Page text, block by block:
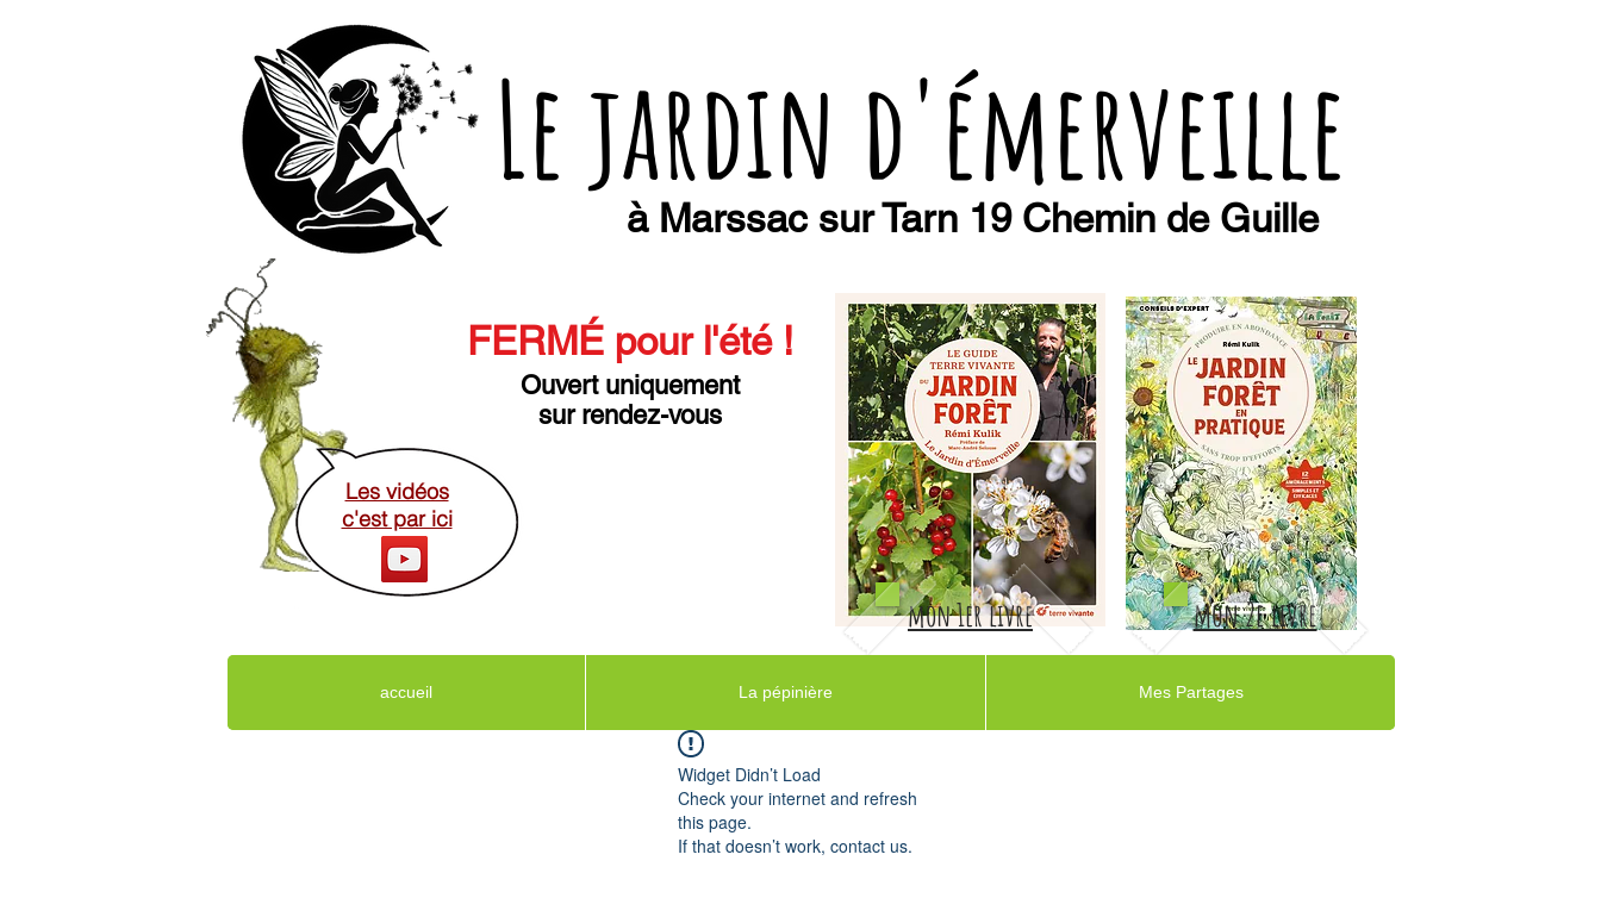
Le jardin d'émerveille
mon 1er livre mon 2e livre
à Marssac sur Tarn 19 Chemin de Guille
FERMÉ pour l'été!
Ouvert uniquement
sur rendez-vous
Les vidéos
c'est par ici
accueil La pépinière Mes Partages
Widget Didn’t Load
Check your internet and refresh
this page.
If that doesn’t work, contact us.